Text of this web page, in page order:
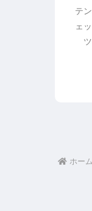
テ
ェ
ホーム